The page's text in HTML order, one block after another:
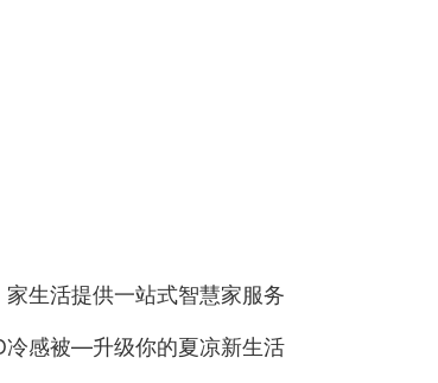
生活提供一站式智慧家服务
冷感被—升级你的夏凉新⽣活